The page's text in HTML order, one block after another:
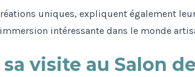
uniques, expliquent également
intéressante dans le monde
visite au Salon